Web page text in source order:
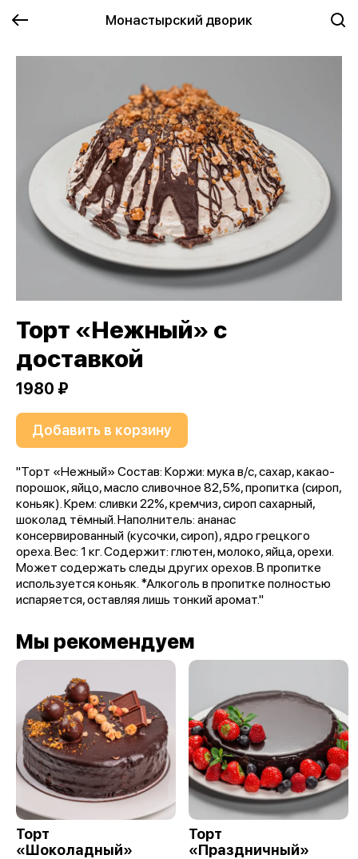
Монастырский дворик
Торт «Нежный» с
доставкой
1980 ₽
Добавить в корзину
"Торт «Нежный» Состав: Коржи: мука в/с, сахар, какао-
порошок, яйцо, масло сливочное 82,5%, пропитка (сироп,
коньяк). Крем: сливки 22%, кремчиз, сироп сахарный,
шоколад тёмный. Наполнитель: ананас
консервированный (кусочки, сироп), ядро грецкого
ореха. Вес: 1 кг. Содержит: глютен, молоко, яйца, орехи.
Может содержать следы других орехов. В пропитке
используется коньяк. *Алкоголь в пропитке полностью
испаряется, оставляя лишь тонкий аромат."
Мы рекомендуем
Торт
«Шоколадный»
Торт
«Праздничный»